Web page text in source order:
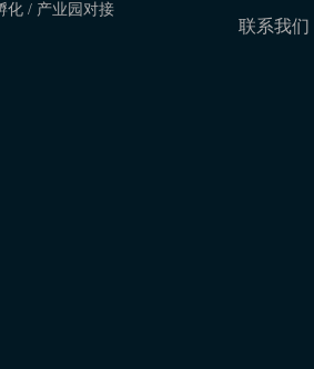
化 / 产业园对接
联系我们